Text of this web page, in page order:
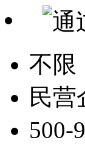
不限
民营
500-